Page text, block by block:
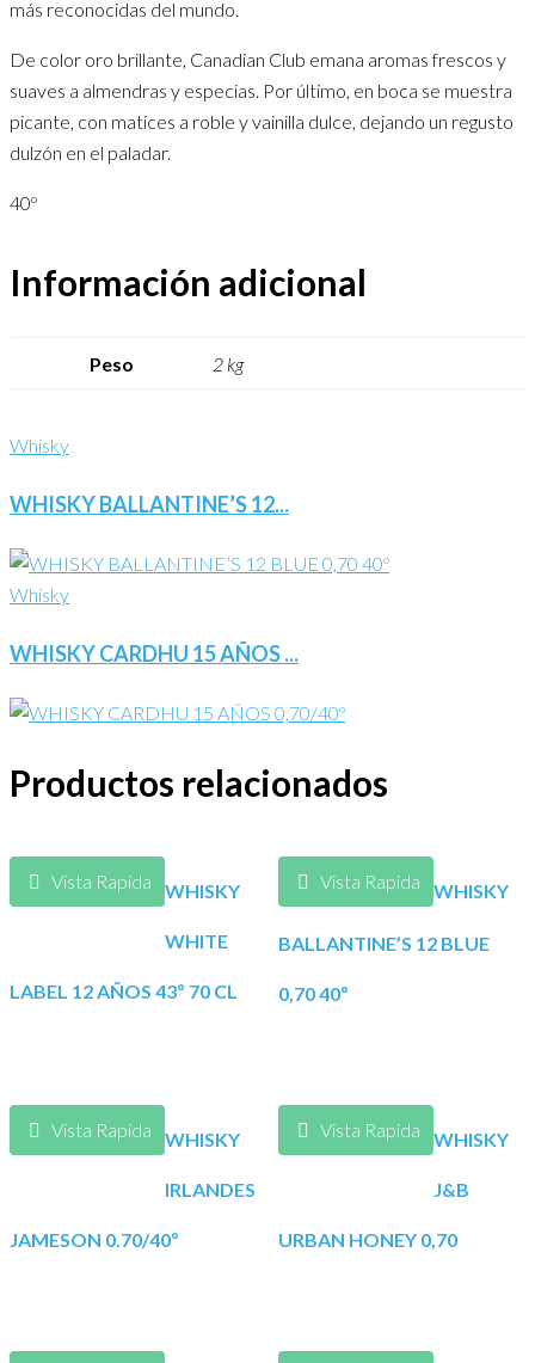
más reconocidas del mundo.
De color oro brillante, Canadian Club emana aromas frescos y
suaves a almendras y especias. Por último, en boca se muestra
picante, con matices a roble y vainilla dulce, dejando un regusto
dulzón en el paladar.
40º
Información adicional
Peso 2 kg
Whisky
WHISKY BALLANTINE’S 12...
Whisky
WHISKY CARDHU 15 AÑOS ...
Productos relacionados
Vista Rapida WHISKY
WHITE
LABEL 12 AÑOS 43º 70 CL
Vista Rapida WHISKY
BALLANTINE’S 12 BLUE
0,70 40º
Vista Rapida WHISKY
IRLANDES
JAMESON 0.70/40º
Vista Rapida WHISKY
J&B
URBAN HONEY 0,70